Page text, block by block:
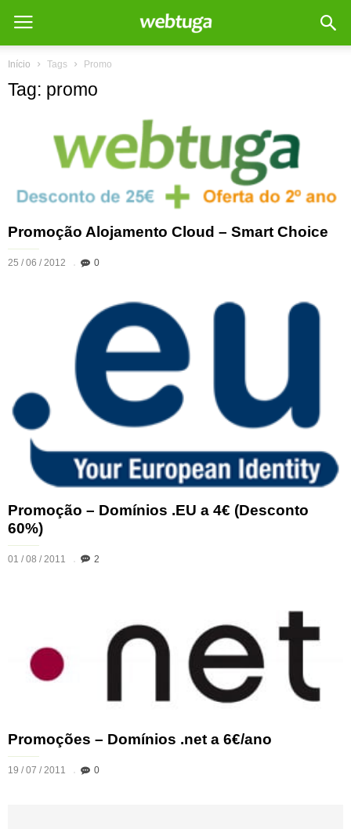
Início Tags Promo
Tag: promo
Promoção Alojamento Cloud – Smart Choice
25 / 06 / 2012 0
Promoção – Domínios .EU a 4€ (Desconto
60%)
01 / 08 / 2011 2
Promoções – Domínios .net a 6€/ano
19 / 07 / 2011 0